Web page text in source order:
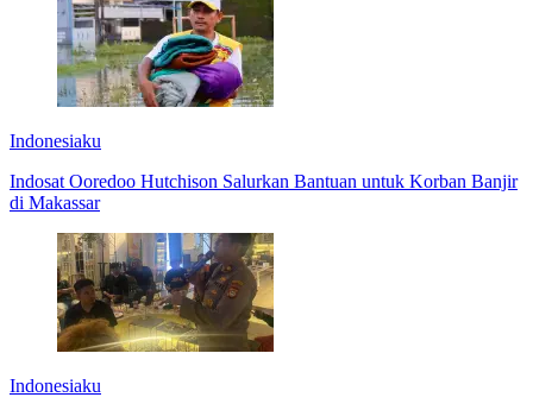
Indonesiaku
Indosat Ooredoo Hutchison Salurkan Bantuan untuk Korban Banjir
di Makassar
Indonesiaku